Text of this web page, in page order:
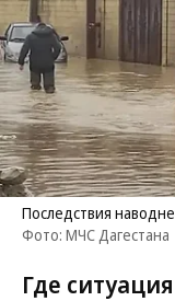
Последствия
Фото: МЧС Дагестана
Где